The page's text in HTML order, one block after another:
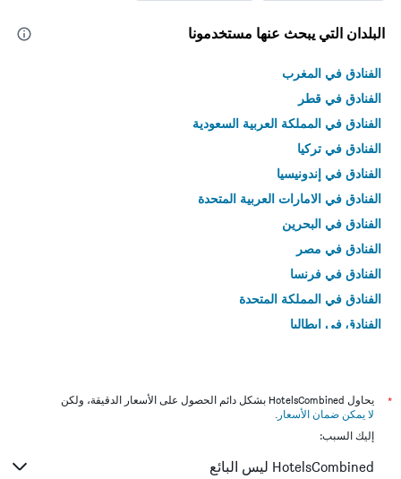
البلدان التي يبحث عنها مستخدمونا
الفنادق في المغرب
الفنادق في قطر
الفنادق في المملكة العربية السعودية
الفنادق في تركيا
الفنادق في إندونيسيا
الفنادق في الامارات العربية المتحدة
الفنادق في البحرين
الفنادق في مصر
الفنادق في فرنسا
الفنادق في المملكة المتحدة
الفنادق في إيطاليا
*
يحاول HotelsCombined بشكل دائم الحصول على الأسعار الدقيقة، ولكن
لا يمكن ضمان الأسعار .
إليك السبب:
HotelsCombined ليس البائع